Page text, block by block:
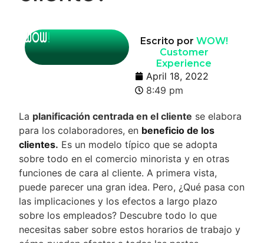
Escrito por WOW!
Customer
Experience
April 18, 2022
8:49 pm
La planificación centrada en el cliente se elabora
para los colaboradores, en beneficio de los
clientes. Es un modelo típico que se adopta
sobre todo en el comercio minorista y en otras
funciones de cara al cliente. A primera vista,
puede parecer una gran idea. Pero, ¿Qué pasa con
las implicaciones y los efectos a largo plazo
sobre los empleados? Descubre todo lo que
necesitas saber sobre estos horarios de trabajo y